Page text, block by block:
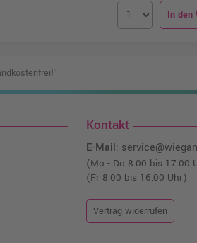
In den
Kontakt
E-Mail:
(Mo - Do 8:00 bis 17:00
(Fr 8:00 bis 16:00 Uhr)
Vertrag widerrufen